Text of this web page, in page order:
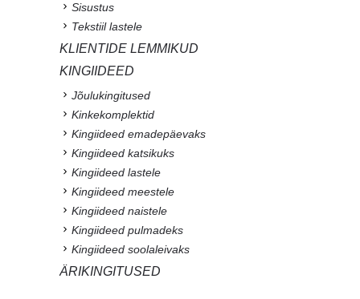
Sisustus
Tekstiil lastele
KLIENTIDE LEMMIKUD
KINGIIDEED
Jõulukingitused
Kinkekomplektid
Kingiideed emadepäevaks
Kingiideed katsikuks
Kingiideed lastele
Kingiideed meestele
Kingiideed naistele
Kingiideed pulmadeks
Kingiideed soolaleivaks
ÄRIKINGITUSED